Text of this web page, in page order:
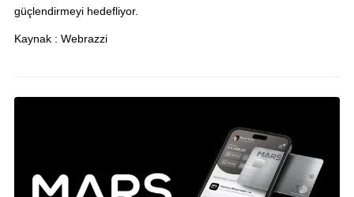
güçlendirmeyi hedefliyor.
Kaynak : Webrazzi